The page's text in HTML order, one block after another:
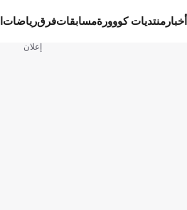
أخبار منتديات كووورةمسابقاتفرقرياضات
إعلان